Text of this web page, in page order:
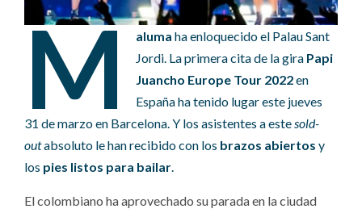
M aluma ha enloquecido el Palau Sant
Jordi. La primera cita de la gira Papi
Juancho Europe Tour 2022en
España ha tenido lugar este jueves
31 de marzo en Barcelona. Y los asistentes a estesold-
outabsoluto le han recibido con los brazos abiertos y
los pies listos para bailar.
El colombiano ha aprovechado su parada en la ciudad